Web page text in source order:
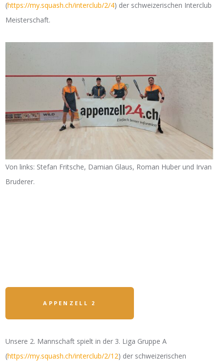
(https://my.squash.ch/interclub/2/4) der schweizerischen Interclub
Meisterschaft.
Von links: Stefan Fritsche, Damian Glaus, Roman Huber und Irvan
Bruderer.
APPENZELL 2
Unsere 2. Mannschaft spielt in der 3. Liga Gruppe A
(https://my.squash.ch/interclub/2/12) der schweizerischen